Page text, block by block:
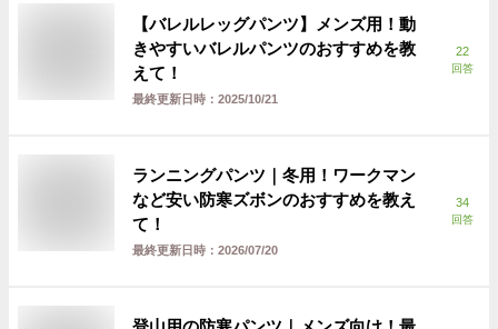
【バレルレッグパンツ】メンズ用！動
きやすいバレルパンツのおすすめを教
えて！
最終更新日時： 2025/10/21
22
回答
ランニングパンツ｜冬用！ワークマン
など安い防寒ズボンのおすすめを教え
て！
最終更新日時： 2026/07/20
34
回答